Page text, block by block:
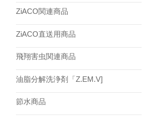
ZiACO関連商品
ZiACO直送用商品
飛翔害虫関連商品
油脂分解洗浄剤「Z.EM.V]
節水商品